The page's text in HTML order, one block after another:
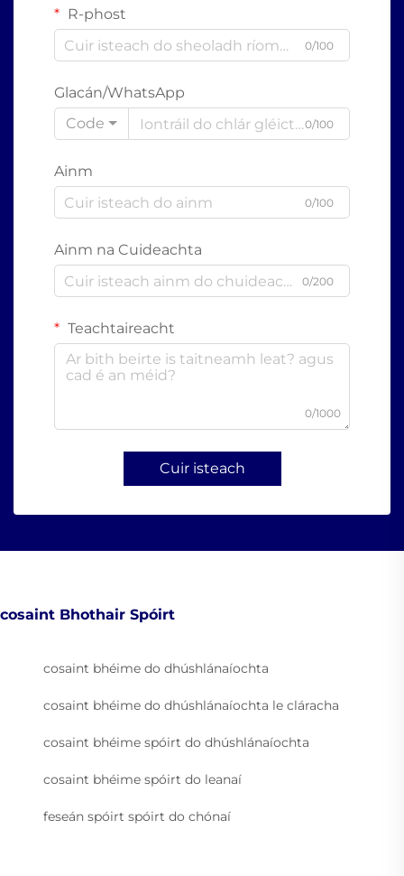
R-phost
0/100
Glacán/WhatsApp
Code
0/100
Ainm
0/100
Ainm na Cuideachta
0/200
Teachtaireacht
0/1000
Cuir isteach
cosaint Bhothair Spóirt
cosaint bhéime do dhúshlánaíochta
cosaint bhéime do dhúshlánaíochta le cláracha
cosaint bhéime spóirt do dhúshlánaíochta
cosaint bhéime spóirt do leanaí
feseán spóirt spóirt do chónaí